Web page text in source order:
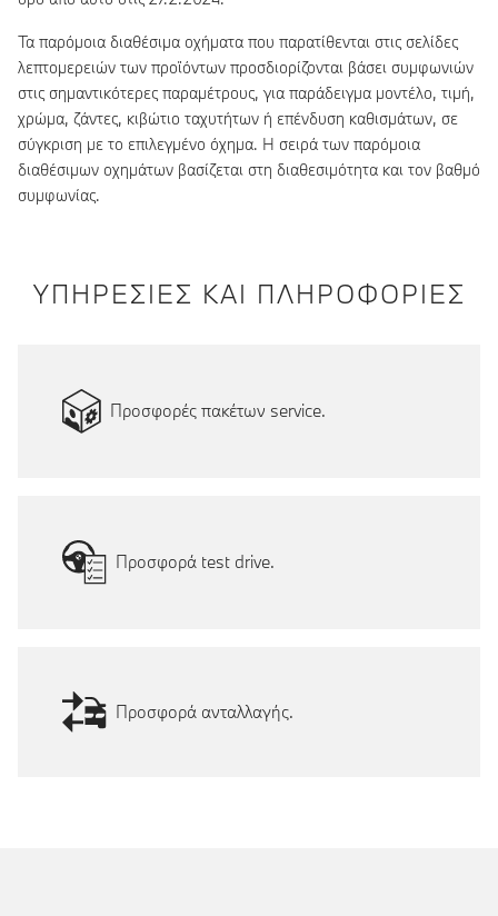
Τα παρόμοια διαθέσιμα οχήματα που παρατίθενται στις σελίδες
λεπτομερειών των προϊόντων προσδιορίζονται βάσει συμφωνιών
στις σημαντικότερες παραμέτρους, για παράδειγμα μοντέλο, τιμή,
χρώμα, ζάντες, κιβώτιο ταχυτήτων ή επένδυση καθισμάτων, σε
σύγκριση με το επιλεγμένο όχημα. Η σειρά των παρόμοια
διαθέσιμων οχημάτων βασίζεται στη διαθεσιμότητα και τον βαθμό
συμφωνίας.
ΥΠΗΡΕΣΙΕΣ ΚΑΙ ΠΛΗΡΟΦΟΡΙΕΣ
Προσφορές πακέτων service.
Προσφορά test drive.
Προσφορά ανταλλαγής.